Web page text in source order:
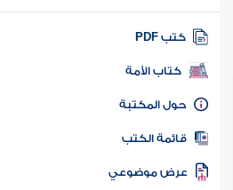
كتب PDF
كتاب الأمة
المكتبة
الكتب